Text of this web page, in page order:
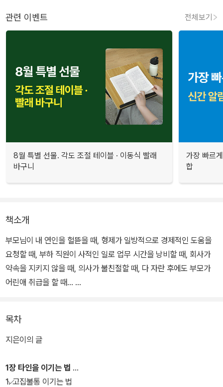
관련 이벤트 전체보기
8월 특별 선물. 각도 조절 테이블 · 이동식 빨래
바구니
가장 빠르
합
책소개
부모님이 내 연인을 헐뜯을 때, 형제가 일방적으로 경제적인 도움을
요청할 때, 부하 직원이 사적인 일로 업무 시간을 낭비할 때, 회사가
약속을 지키지 않을 때, 의사가 불친절할 때, 다 자란 후에도 부모가
어린애 취급을 할 때...
않고 유쾌하게 이기는 방법 68가지를 소개한다. 바쁜 현대인들이 언
제 어디서나 읽고 곧바로 응용할 수 있도록 쉽고 간결하게 구성했다.
1장에는 성격 차로 인한 다툼을 해결하는 방법을, 2장에는 곤란한 상
목차
지은이의 글
1장 타인을 이기는 법
1. 고집불통 이기는 법